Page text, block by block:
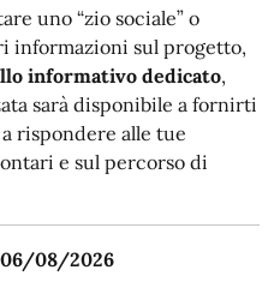
uno “zio sociale” o
informazioni sul progetto,
informativo dedicato,
sarà disponibile a fornirti
rispondere alle tue
e sul percorso di
06/08/2026